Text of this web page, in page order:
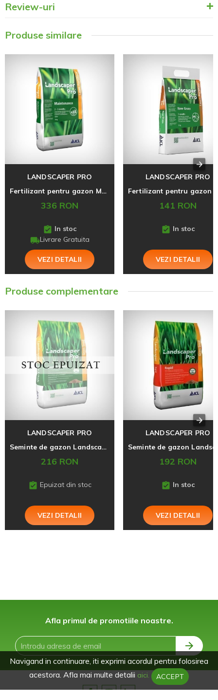
Review-uri
Produse similare
LANDSCAPER PRO
Fertilizant pentru gazon Maintenance, Landscaper Pro, 15 kg
336 RON
In stoc
Livrare Gratuita
VEZI DETALII
LANDSCAPER PRO
141 RON
In stoc
VEZI DETALII
Produse complementare
LANDSCAPER PRO
Seminte de gazon Landscaper Pro Soare si Umbra, 5 kg
216 RON
Epuizat din stoc
VEZI DETALII
LANDSCAPER PRO
192 RON
In stoc
VEZI DETALII
Afla primul de promotiile noastre.
Navigand in continuare, iti exprimi acordul pentru folosirea
acestora. Afla mai multe detalii aici. ACCEPT